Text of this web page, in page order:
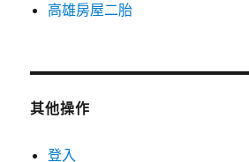
高雄房屋二胎
其他操作
登入